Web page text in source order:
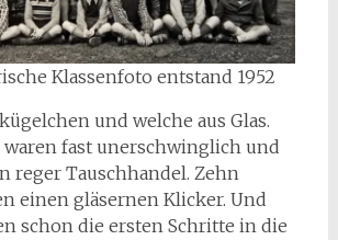
Klassenfoto entstand 1952
und welche aus Glas.
fast unerschwinglich und
reger Tauschhandel. Zehn
einen gläsernen Klicker. Und
schon die ersten Schritte in die